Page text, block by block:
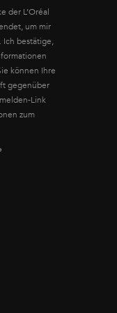
der L’Oréal
um mir
Ich bestätige,
können Ihre
gegenüber
Link
zum